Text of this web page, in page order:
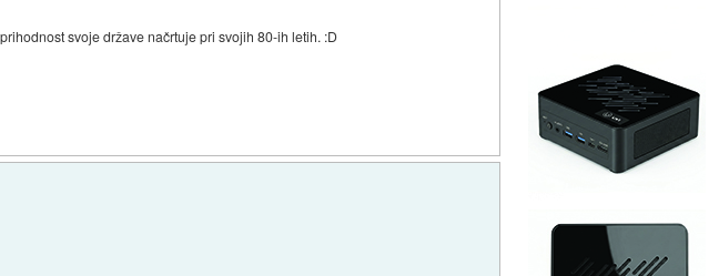
svoje države načrtuje pri svojih 80-ih letih. :D